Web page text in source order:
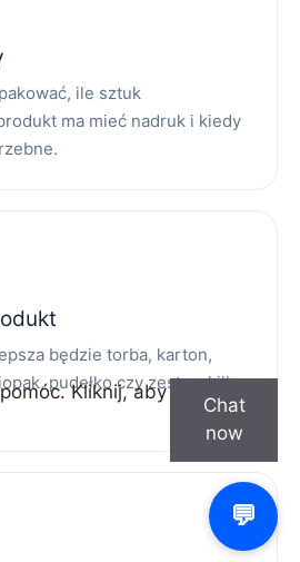
ile sztuk
ma mieć nadruk i kiedy
będzie torba, karton,
pudełko czy zestaw kilku
Kliknij, aby
Chat
now